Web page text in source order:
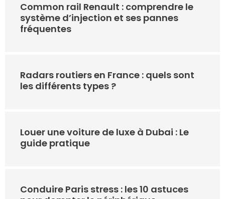
Common rail Renault : comprendre le
système d’injection et ses pannes
fréquentes
Radars routiers en France : quels sont
les différents types ?
Louer une voiture de luxe à Dubai : Le
guide pratique
Conduire Paris stress : les 10 astuces